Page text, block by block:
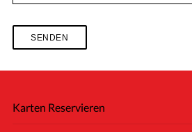
Karten Reservieren
S
a